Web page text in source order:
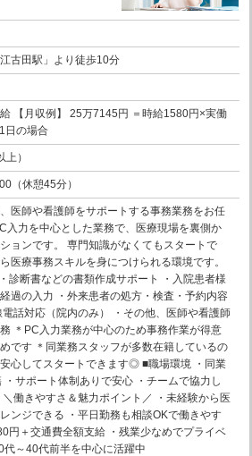
古田駅」より徒歩10分
【月収例】 25万7145円 ＝時給1580円×実働
日の場合
）
（休憩45分）
医師や看護師をサポートする事務業務をお任
入力を中心とした業務で、医療現場を裏側か
ョンです。 専門知識がなくてもスタートで
医療事務スキルを身につけられる環境です。
診断書などの書類作成サポート ・入院患者様
過の入力 ・外来患者の処方・検査・予約内容
話対応（院内のみ） ・その他、医師や看護師
＊PC入力業務が中心のため事務作業が得意
です ＊同業務スタッフが多数在籍しているの
心してスタートできます◎ ■職場環境 ・同業
・サポート体制ありで安心 ・チームで協力し
働きやすさ＆魅力ポイント／ ・未経験から医
ンジできる ・平日勤務も相談OKで働きやす
円＋交通費全額支給 ・残業少なめでプライベ
代～40代前半を中心に活躍中